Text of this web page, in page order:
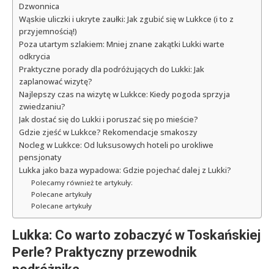
Dzwonnica
Wąskie uliczki i ukryte zaułki: Jak zgubić się w Lukkce (i to z
przyjemnością!)
Poza utartym szlakiem: Mniej znane zakątki Lukki warte
odkrycia
Praktyczne porady dla podróżujących do Lukki: Jak
zaplanować wizytę?
Najlepszy czas na wizytę w Lukkce: Kiedy pogoda sprzyja
zwiedzaniu?
Jak dostać się do Lukki i poruszać się po mieście?
Gdzie zjeść w Lukkce? Rekomendacje smakoszy
Nocleg w Lukkce: Od luksusowych hoteli po urokliwe
pensjonaty
Lukka jako baza wypadowa: Gdzie pojechać dalej z Lukki?
Polecamy również te artykuły:
Polecane artykuły
Polecane artykuły
Lukka: Co warto zobaczyć w Toskańskiej
Perle? Praktyczny przewodnik